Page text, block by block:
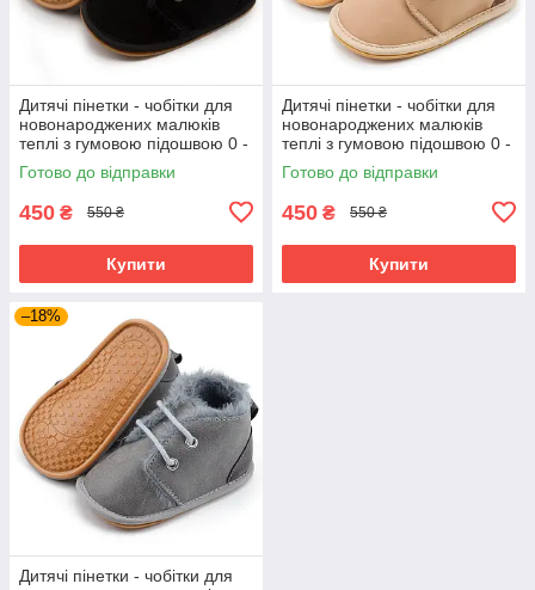
Дитячі пінетки - чобітки для
новонароджених малюків
теплі з гумовою підошвою 0 -
6 місяців Detki чорний
Готово до відправки
450 ₴ 550 ₴
Купити
Дитячі пінетки - чобітки для
новонароджених малюків
теплі з гумовою підошвою 0 -
6 місяців Detki бежевий
Готово до відправки
450 ₴ 550 ₴
Купити
–18%
Дитячі пінетки - чобітки для